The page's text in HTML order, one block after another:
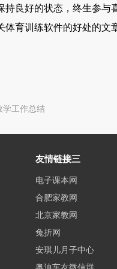
良好的状态，终生参与
育训练软件的好处的文
学工作总结
友情链接三
电子课本网
合肥家教网
北京家教网
兔折网
安琪儿月子中心
奥迪车友微信群